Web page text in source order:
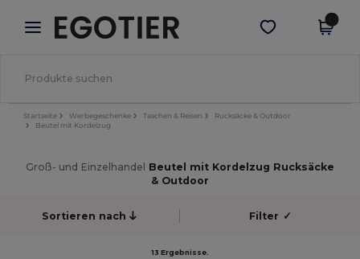
× Egotier App
Bessere Preise in der App!
App holen
Startseite Werbegeschenke Taschen & Reisen
Rucksäcke & Outdoor
Beutel mit Kordelzug
Groß- und Einzelhandel Beutel mit Kordelzug Rucksäcke
& Outdoor
Sortieren nach Filter ✓
13 Ergebnisse.